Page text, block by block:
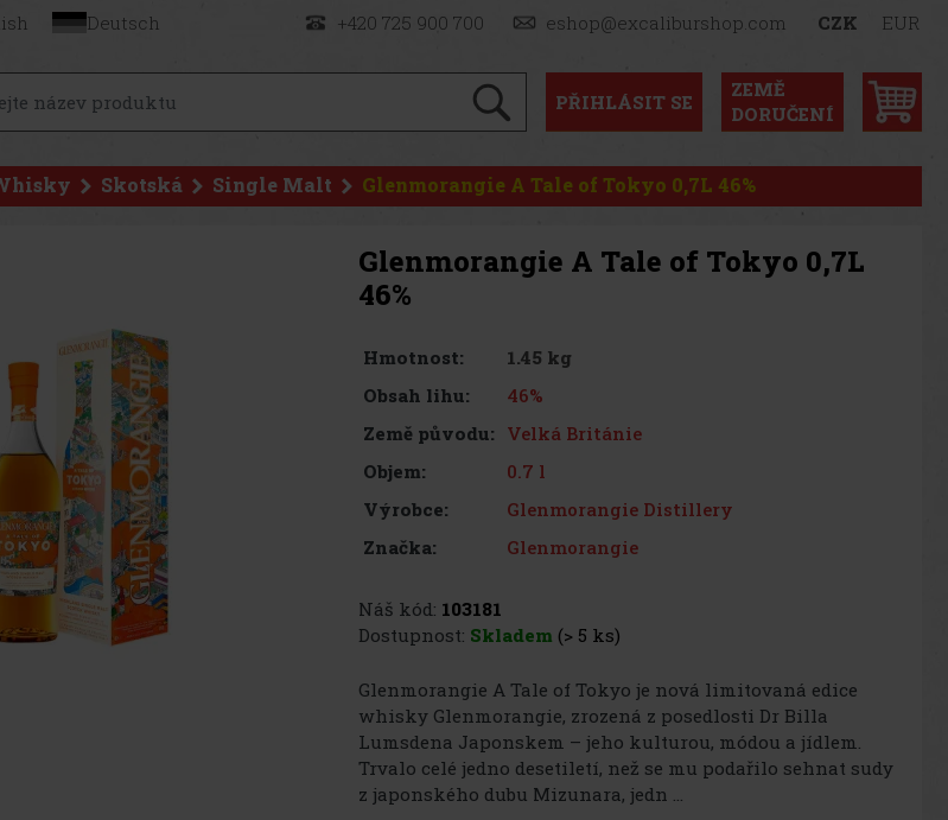
Deutsch +420 725 900 700 eshop@excaliburshop.com CZK EUR
PŘIHLÁSIT SE
ZEMĚ
DORUČENÍ
Skotská Single Malt Glenmorangie A Tale of Tokyo 0,7L 46%
Glenmorangie A Tale of Tokyo 0,7L
46%
Hmotnost:
1.45 kg
Obsah lihu:
46%
Země původu: Velká Británie
Objem:
0.7 l
Výrobce:
Glenmorangie Distillery
Značka:
Glenmorangie
Náš kód: 103181
Dostupnost: Skladem (> 5 ks)
Glenmorangie A Tale of Tokyo je nová limitovaná edice
whisky Glenmorangie, zrozená z posedlosti Dr Billa
Lumsdena Japonskem – jeho kulturou, módou a jídlem.
Trvalo celé jedno desetiletí, než se mu podařilo sehnat sudy
z japonského dubu Mizunara, jedn ...